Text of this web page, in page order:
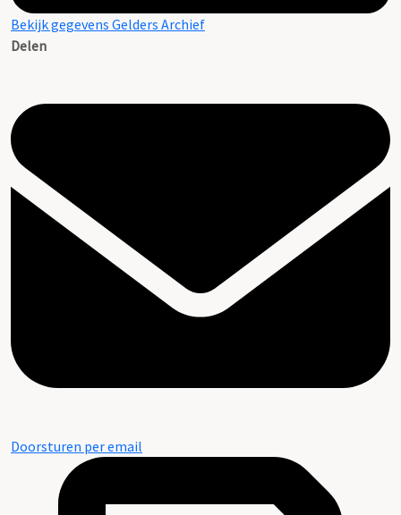
Bekijk gegevens Gelders Archief
Delen
Doorsturen per email